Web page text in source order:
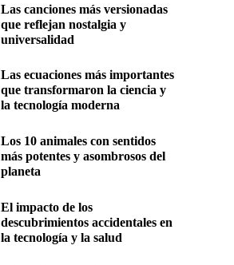
Las canciones más versionadas
que reflejan nostalgia y
universalidad
Las ecuaciones más importantes
que transformaron la ciencia y
la tecnología moderna
Los 10 animales con sentidos
más potentes y asombrosos del
planeta
El impacto de los
descubrimientos accidentales en
la tecnología y la salud